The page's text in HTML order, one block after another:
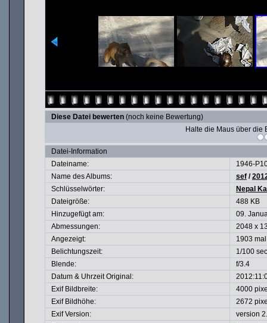
Diese Datei bewerten (noch keine Bewertung)
Halte die Maus über die
Datei-Information
Dateiname:
1946-
Name des Albums:
sef /
Schlüsselwörter:
Nepal
Dateigröße:
488 KB
Hinzugefügt am:
09.
Abmessungen:
2048 x
Angezeigt:
1903 mal
Belichtungszeit:
1/100 sec
Blende:
f/3.4
Datum & Uhrzeit Original:
Exif Bildbreite:
4000
Exif Bildhöhe:
2672
Exif Version:
version